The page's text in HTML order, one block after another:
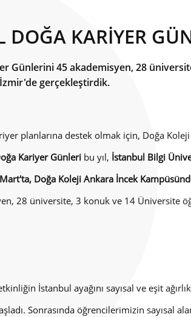
DOĞA KARİYER
Günlerini 45 akademisyen, 28
İzmir'de gerçekleştirdik.
planlarına destek olmak için, Doğa
Kariyer Günleri bu yıl, İstanbul Bilgi
Doğa Koleji Ankara İncek
28 üniversite, 3 konuk ve 14 Üniversite
İstanbul ayağını sayısal ve eşit
Sonrasında öğrencilerimizin